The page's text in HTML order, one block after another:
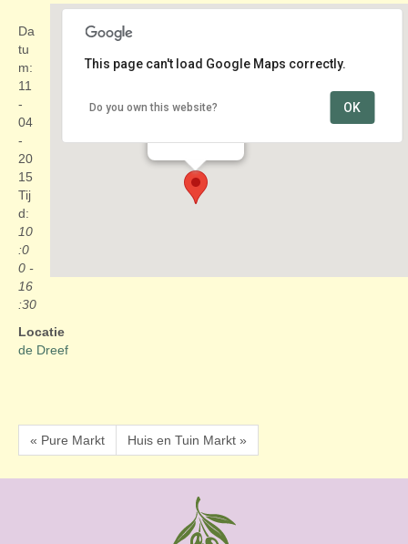
de Dreef
This page can't load Google Maps correctly.
Do you own this website? OK
Da
tu
m:
11
-
04
-
20
15
Tij
d:
10
:0
0 -
16
:30
Locatie
de Dreef
« Pure Markt Huis en Tuin Markt »